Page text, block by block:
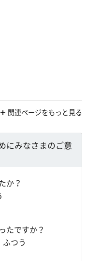
関連ページをもっと見る
にみなさまのご意
か？
たですか？
ふつう